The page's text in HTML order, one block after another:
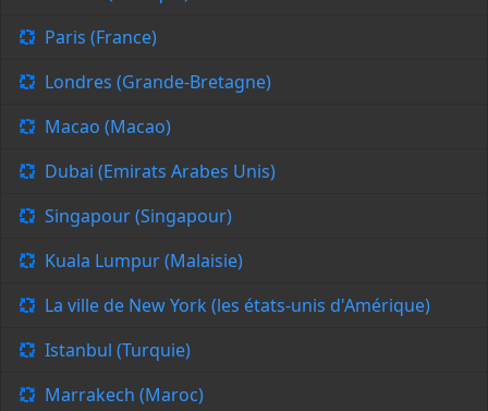
Paris (France)
Londres (Grande-Bretagne)
Macao (Macao)
Dubai (Emirats Arabes Unis)
Singapour (Singapour)
Kuala Lumpur (Malaisie)
La ville de New York (les états-unis d'Amérique)
Istanbul (Turquie)
Marrakech (Maroc)